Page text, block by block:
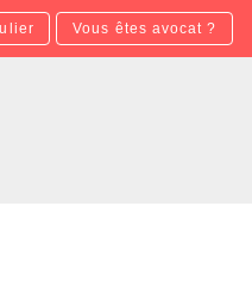
Vous êtes avocat ?